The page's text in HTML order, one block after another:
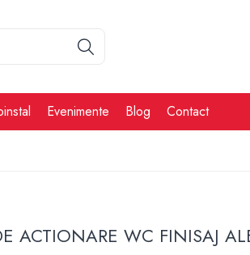
Evenimente Blog Contact
ACTIONARE WC FINISAJ